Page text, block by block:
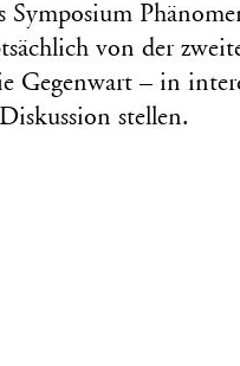
Symposium
von der
Gegenwart – in
stellen.